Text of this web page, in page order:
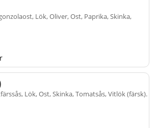
Lök, Oliver, Ost, Paprika, Skinka,
Lök, Ost, Skinka, Tomatsås, Vitlök (färsk).